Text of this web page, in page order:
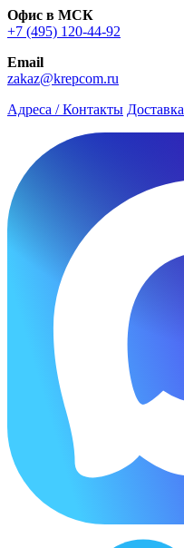
Офис в МСК
+7 (495) 120-44-92
Email
zakaz@krepcom.ru
Адреса / Контакты Доставка